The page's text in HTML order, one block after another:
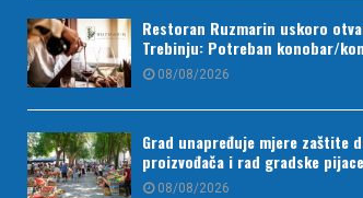
Restoran Ruzmarin uskoro
Trebinju: Potreban konobar/
08/08/2026
Grad unapređuje mjere zaštite
proizvođača i rad gradske pijace
08/08/2026